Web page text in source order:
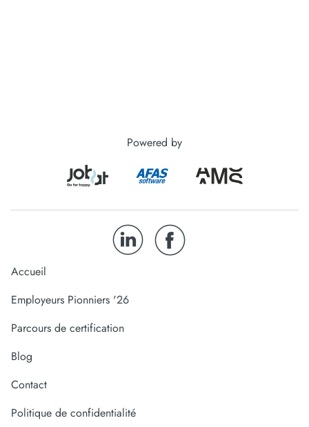
Powered by
Accueil
Employeurs Pionniers '26
Parcours de certification
Blog
Contact
Politique de confidentialité